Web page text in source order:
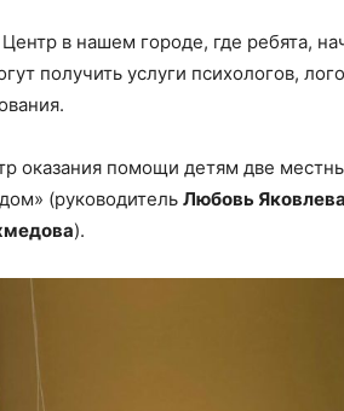
в нашем городе, где ребята,
получить услуги психологов,
оказания помощи детям две
(руководитель Любовь Яковлева
).